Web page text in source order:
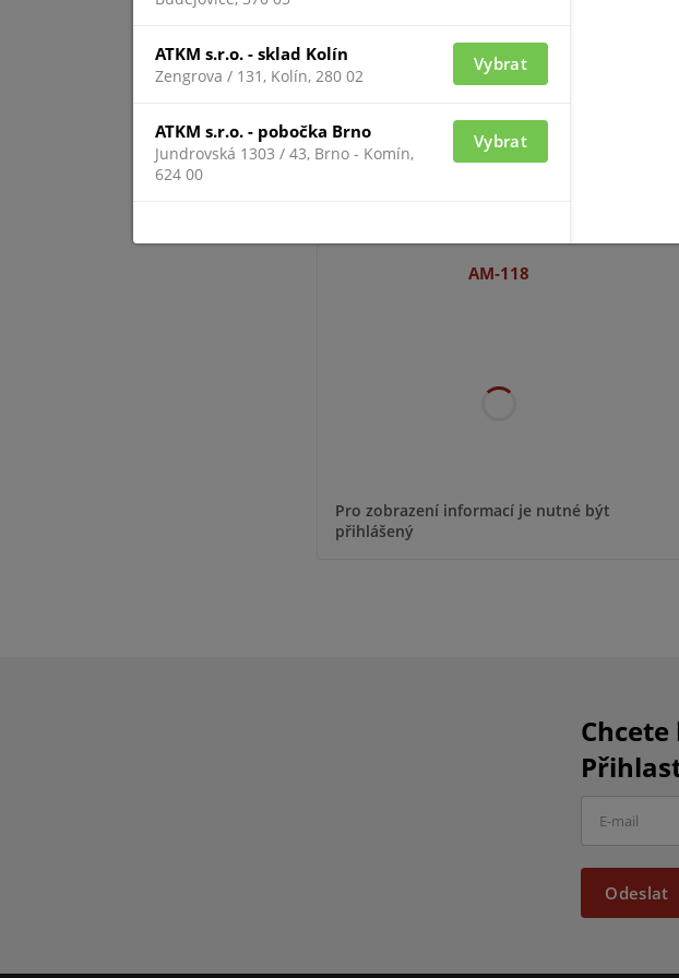
přihlášený
AM-118
Pro zobrazení informací je nutné být
přihlášený
Odeslat
ATKM s.r.o. - sklad Kolín
Zengrova / 131, Kolín, 280 02
Vybrat
ATKM s.r.o. - pobočka Brno
Jundrovská 1303 / 43, Brno - Komín,
624 00
Vybrat